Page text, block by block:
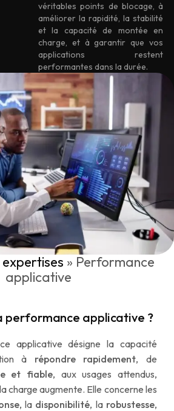
véritables points de blocage, à
améliorer la rapidité, la stabilité
et la capacité de montée en
charge, et à garantir que vos
applications restent
performantes dans la durée.
expertises » Performance
applicative
performance applicative ?
applicative désigne la capacité
à répondre rapidement, de
et fiable, aux usages attendus,
charge augmente. Elle concerne les
, la disponibilité, la robustesse,